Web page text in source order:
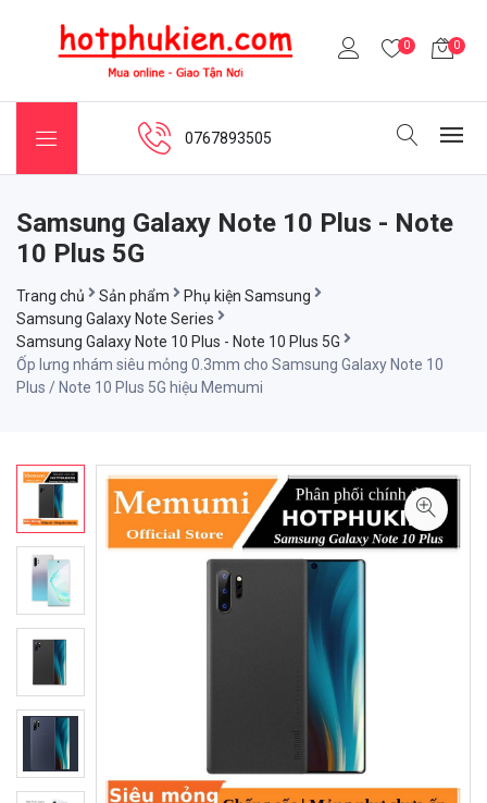
0 0
0767893505
Samsung Galaxy Note 10 Plus - Note
10 Plus 5G
Trang chủ Sản phẩm
Phụ kiện Samsung
Samsung Galaxy Note Series
Samsung Galaxy Note 10 Plus - Note 10 Plus 5G
Ốp lưng nhám siêu mỏng 0.3mm cho Samsung Galaxy Note 10
Plus / Note 10 Plus 5G hiệu Memumi